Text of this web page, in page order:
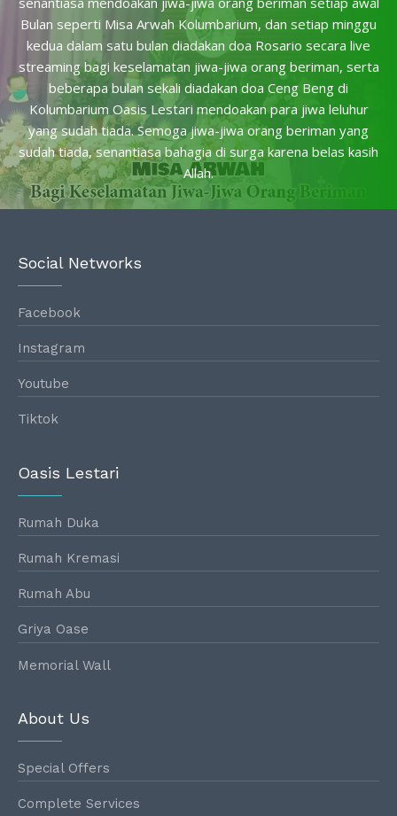
Bulan seperti Misa Arwah Kolumbarium, dan setiap minggu
kedua dalam satu bulan diadakan doa Rosario secara live
streaming bagi keselamatan jiwa-jiwa orang beriman, serta
beberapa bulan sekali diadakan doa Ceng Beng di
Kolumbarium Oasis Lestari mendoakan para jiwa leluhur
yang sudah tiada. Semoga jiwa-jiwa orang beriman yang
sudah tiada, senantiasa bahagia di surga karena belas kasih
Allah.
Social Networks
Facebook
Instagram
Youtube
Tiktok
Oasis Lestari
Rumah Duka
Rumah Kremasi
Rumah Abu
Griya Oase
Memorial Wall
About Us
Special Offers
Complete Services